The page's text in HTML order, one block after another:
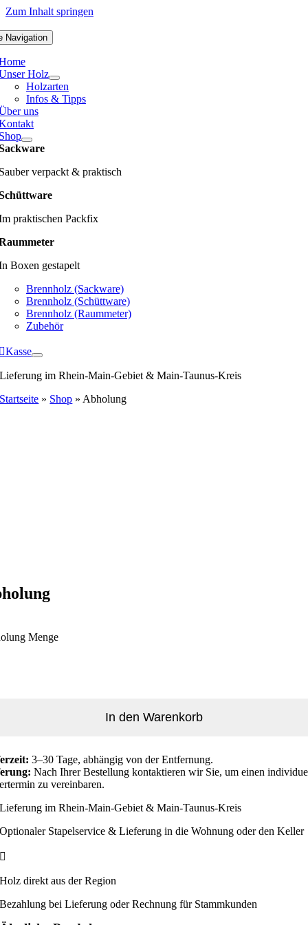
Zum Inhalt springen
Navigation
Holz
Holzarten
Infos & Tipps
uns
verpackt & praktisch
praktischen Packfix
Boxen gestapelt
Brennholz (Sackware)
Brennholz (Schüttware)
Brennholz (Raummeter)
Zubehör
Kasse
Lieferung im Rhein-Main-Gebiet & Main-Taunus-Kreis
Startseite » Shop » Abholung
Menge
In den Warenkorb
3–30 Tage, abhängig von der Entfernung.
Nach Ihrer Bestellung kontaktieren wir Sie, um einen
zu vereinbaren.
Lieferung im Rhein-Main-Gebiet & Main-Taunus-Kreis
Optionaler Stapelservice & Lieferung in die Wohnung oder den Keller
Holz direkt aus der Region
Bezahlung bei Lieferung oder Rechnung für Stammkunden